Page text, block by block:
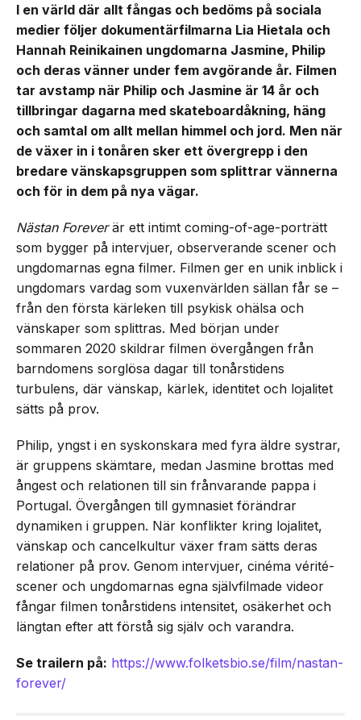
I en värld där allt fångas och bedöms på sociala
medier följer dokumentärfilmarna Lia Hietala och
Hannah Reinikainen ungdomarna Jasmine, Philip
och deras vänner under fem avgörande år. Filmen
tar avstamp när Philip och Jasmine är 14 år och
tillbringar dagarna med skateboardåkning, häng
och samtal om allt mellan himmel och jord. Men när
de växer in i tonåren sker ett övergrepp i den
bredare vänskapsgruppen som splittrar vännerna
och för in dem på nya vägar.
Nästan Foreverär ett intimt coming-of-age-porträtt
som bygger på intervjuer, observerande scener och
ungdomarnas egna filmer. Filmen ger en unik inblick i
ungdomars vardag som vuxenvärlden sällan får se –
från den första kärleken till psykisk ohälsa och
vänskaper som splittras. Med början under
sommaren 2020 skildrar filmen övergången från
barndomens sorglösa dagar till tonårstidens
turbulens, där vänskap, kärlek, identitet och lojalitet
sätts på prov.
Philip, yngst i en syskonskara med fyra äldre systrar,
är gruppens skämtare, medan Jasmine brottas med
ångest och relationen till sin frånvarande pappa i
Portugal. Övergången till gymnasiet förändrar
dynamiken i gruppen. När konflikter kring lojalitet,
vänskap och cancelkultur växer fram sätts deras
relationer på prov. Genom intervjuer, cinéma vérité-
scener och ungdomarnas egna självfilmade videor
fångar filmen tonårstidens intensitet, osäkerhet och
längtan efter att förstå sig själv och varandra.
Se trailern på: https://www.folketsbio.se/film/nastan-
forever/